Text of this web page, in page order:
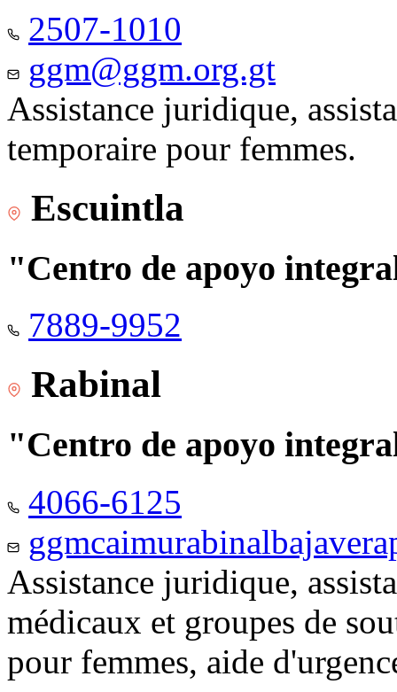
2507-1010
ggm@ggm.org.gt
Assistance juridique,
temporaire pour femmes.
Escuintla
"Centro de apoyo
7889-9952
Rabinal
"Centro de apoyo
4066-6125
Assistance juridique,
médicaux et groupes de
pour femmes, aide